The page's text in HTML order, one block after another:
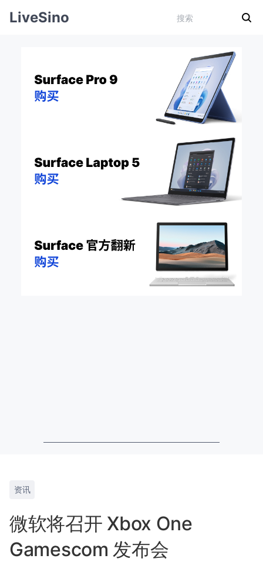
LiveSino
资讯
微软将召开 Xbox One
Gamescom 发布会